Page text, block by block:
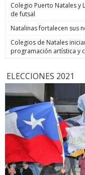
Colegio Puerto Natales y
de futsal
Natalinas fortalecen sus
Colegios de Natales
programación artística y
ELECCIONES 2021